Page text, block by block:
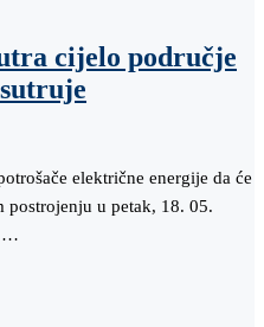
cijelo područje
električne energije da će
postrojenju u petak, 18. 05.
…